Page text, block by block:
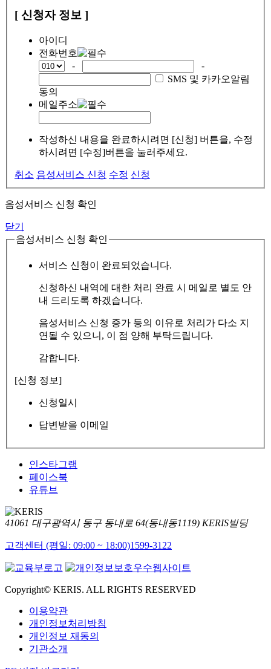
[ 신청자 정보 ]
아이디
전화번호
-
-
SMS 및 카카오알림
동의
메일주소
작성하신 내용을 완료하시려면 [신청] 버튼을, 수정
하시려면 [수정]버튼을 눌러주세요.
취소 음성서비스 신청 수정 신청
음성서비스 신청 확인
닫기
음성서비스 신청 확인
서비스 신청이 완료되었습니다.
신청하신 내역에 대한 처리 완료 시 메일로 별도 안
내 드리도록 하겠습니다.
음성서비스 신청 증가 등의 이유로 처리가 다소 지
연될 수 있으니, 이 점 양해 부탁드립니다.
감합니다.
[신청 정보]
신청일시
답변받을 이메일
인스타그램
페이스북
유튜브
41061 대구광역시 동구 동내로 64(동내동1119) KERIS빌딩
고객센터 (평일: 09:00 ~ 18:00)1599-3122
Copyright© KERIS. ALL RIGHTS RESERVED
이용약관
개인정보처리방침
개인정보 재동의
기관소개